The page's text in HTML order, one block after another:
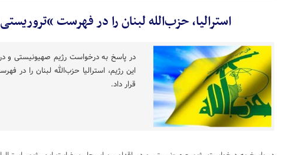
استرالیا، حزب‌الله لبنان را در فهرست
در پاسخ به درخواست رژیم صهیونیستی و
این رژیم، استرالیا حزب‌الله لبنان را در
قرار داد.